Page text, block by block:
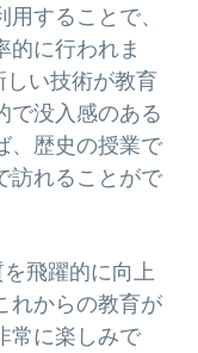
することで、
的に行われま
い技術が教育
で没入感のある
、歴史の授業で
訪れることがで
飛躍的に向上
れからの教育が
常に楽しみで